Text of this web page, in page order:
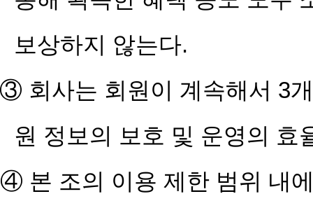
보상하지 않는다.
③ 회사는 회원이 계속해서 3
원 정보의 보호 및 운영의 효
④ 본 조의 이용 제한 범위 내